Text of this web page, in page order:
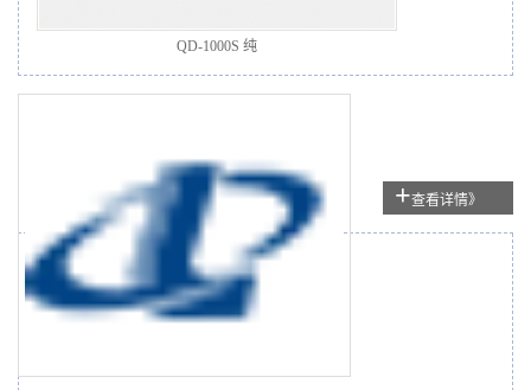
QD-1000S 纯
+查看详情》